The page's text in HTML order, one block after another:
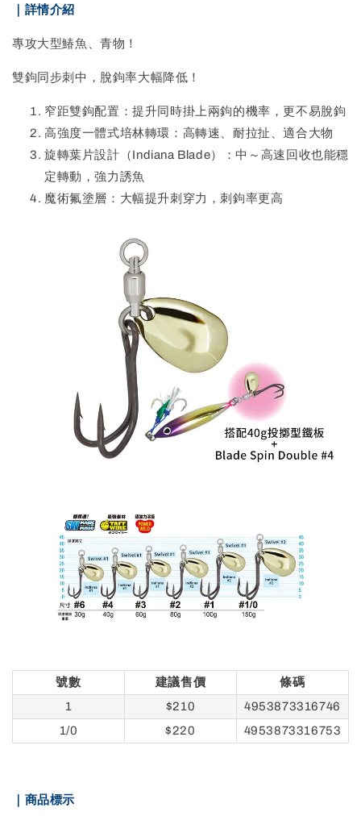
｜詳情介紹
專攻大型鰆魚、青物！
雙鉤同步刺中，脫鉤率大幅降低！
窄距雙鉤配置：提升同時掛上兩鉤的機率，更不易脫鉤
高強度一體式培林轉環：高轉速、耐拉扯、適合大物
旋轉葉片設計（Indiana Blade）：中～高速回收也能穩
定轉動，強力誘魚
魔術氟塗層：大幅提升刺穿力，刺鉤率更高
號數 建議售價
條碼
1
$210
4953873316746
1/0
$220 4953873316753
｜商品標示